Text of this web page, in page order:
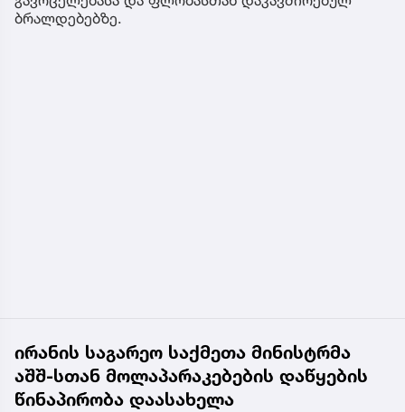
ბრალდებებზე.
ირანის საგარეო საქმეთა მინისტრმა
აშშ-სთან მოლაპარაკებების დაწყების
წინაპირობა დაასახელა